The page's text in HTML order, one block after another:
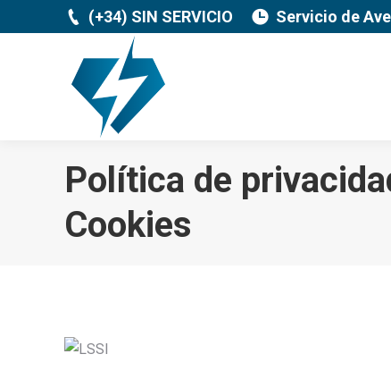
(+34) SIN SERVICIO Servicio de
Política de
Cookies